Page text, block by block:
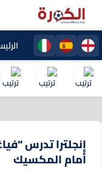
الرئيسية
إنجلترا تدرس
أمام المكسيك